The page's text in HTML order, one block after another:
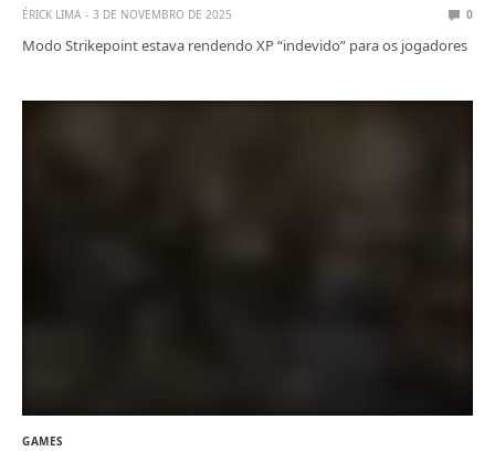
ÉRICK LIMA 3 DE NOVEMBRO DE 2025 0
Modo Strikepoint estava rendendo XP “indevido” para os jogadores
GAMES